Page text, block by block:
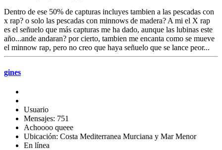
Dentro de ese 50% de capturas incluyes tambien a las pescadas con
x rap? o solo las pescadas con minnows de madera? A mi el X rap
es el señuelo que más capturas me ha dado, aunque las lubinas este
año...ande andaran? por cierto, tambien me encanta como se mueve
el minnow rap, pero no creo que haya señuelo que se lance peor...
gines
Usuario
Mensajes: 751
Achoooo queee
Ubicación: Costa Mediterranea Murciana y Mar Menor
En línea